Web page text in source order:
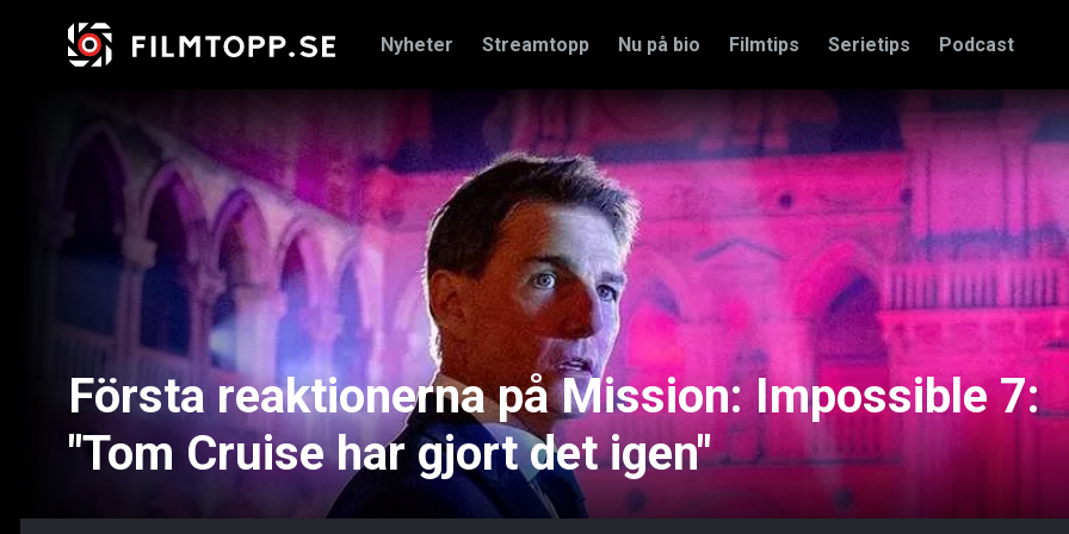
Nyheter Streamtopp Nu på bio Filmtips Serietips Podcast
Första reaktionerna på Mission: Impossible 7:
"Tom Cruise har gjort det igen"